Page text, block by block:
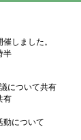
しました。
半
について共有
有
動について